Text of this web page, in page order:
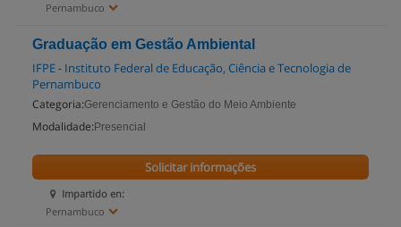
Pernambuco
Graduação em Gestão Ambiental
IFPE - Instituto Federal de Educação, Ciência e Tecnologia de
Pernambuco
Categoria:Gerenciamento e Gestão do Meio Ambiente
Modalidade: Presencial
Impartido en:
Pernambuco
Solicitar informações